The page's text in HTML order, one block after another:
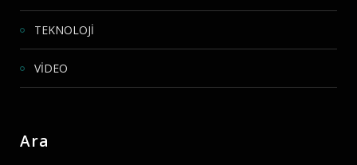
TEKNOLOJİ
VİDEO
Ara